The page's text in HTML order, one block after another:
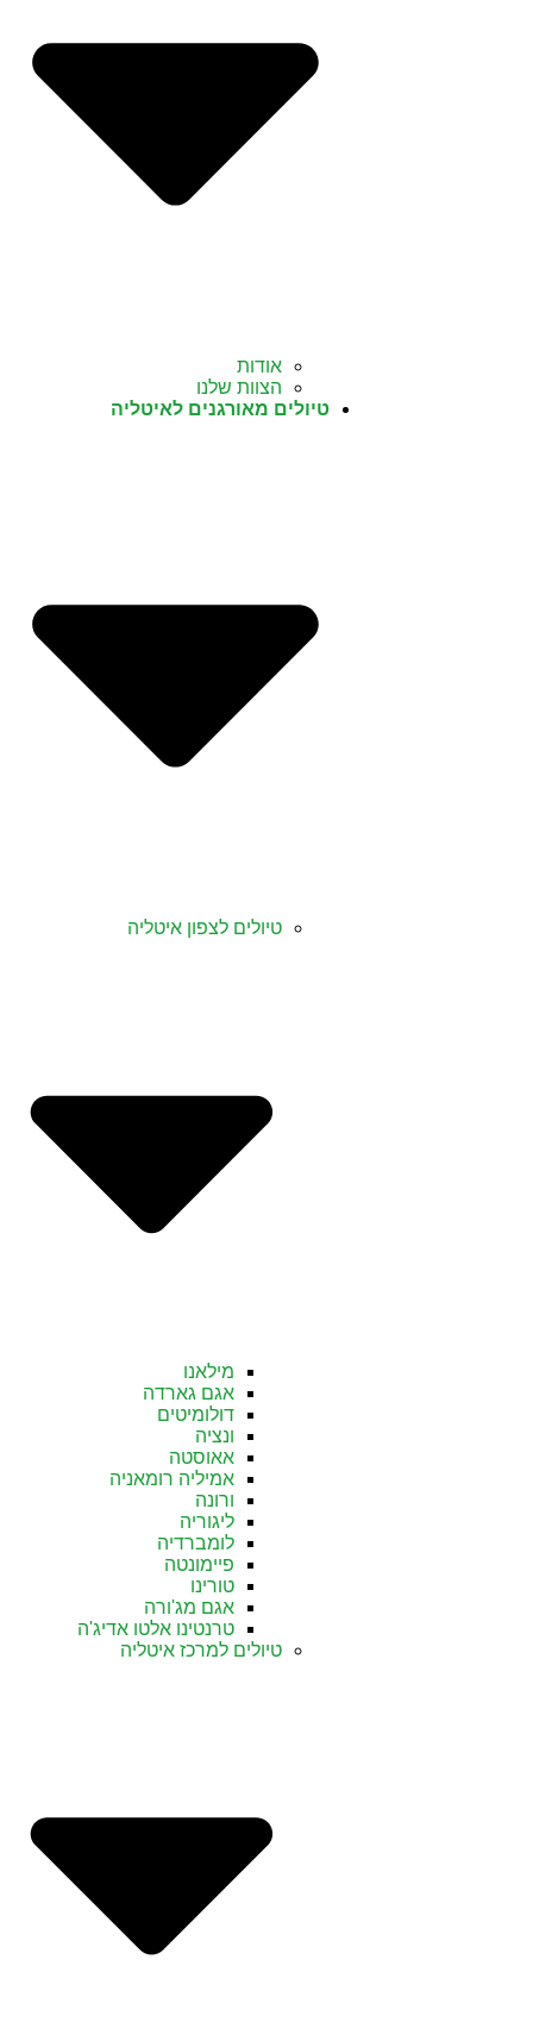
אודות
הצוות שלנו
טיולים מאורגנים לאיטליה
טיולים לצפון איטליה
מילאנו
אגם גארדה
דולומיטים
ונציה
אאוסטה
אמיליה רומאניה
ורונה
ליגוריה
לומברדיה
פיימונטה
טורינו
אגם מג'ורה
טרנטינו אלטו אדיג'ה
טיולים למרכז איטליה